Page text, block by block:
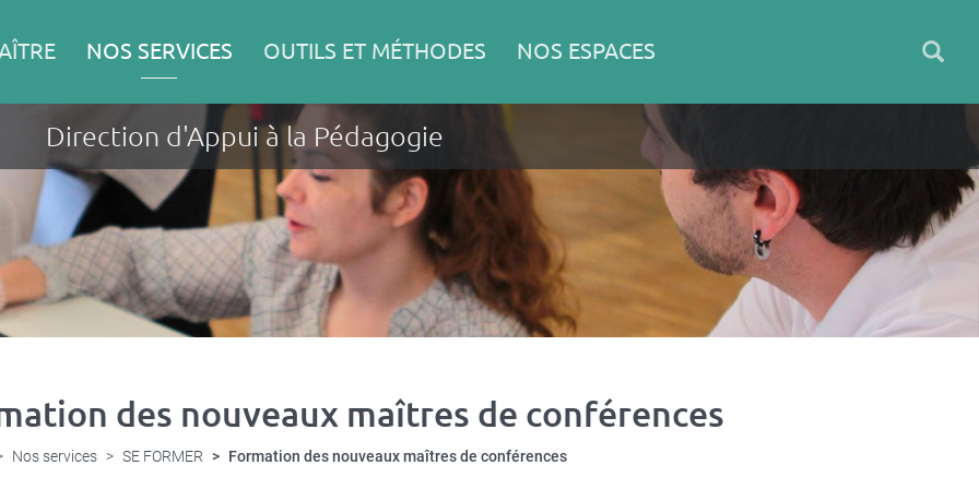
NOS SERVICES OUTILS ET MÉTHODES NOS ESPACES
Direction d'Appui à la Pédagogie
des nouveaux maîtres de conférences
Nos services SE FORMER Formation des nouveaux maîtres de conférences